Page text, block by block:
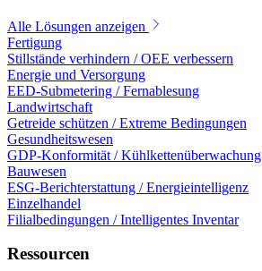
Alle Lösungen anzeigen
Fertigung
Stillstände verhindern / OEE verbessern
Energie und Versorgung
EED-Submetering / Fernablesung
Landwirtschaft
Getreide schützen / Extreme Bedingungen
Gesundheitswesen
GDP-Konformität / Kühlkettenüberwachung
Bauwesen
ESG-Berichterstattung / Energieintelligenz
Einzelhandel
Filialbedingungen / Intelligentes Inventar
Ressourcen